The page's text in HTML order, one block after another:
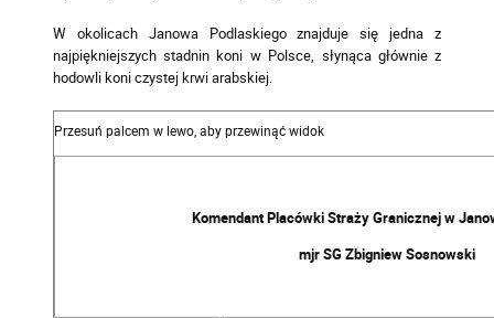
W okolicach Janowa Podlaskiego znajduje się jedna z
najpiękniejszych stadnin koni w Polsce, słynąca głównie z
hodowli koni czystej krwi arabskiej.
Komendant Placówki Straży Granicznej w
mjr SG Zbigniew Sosnowski